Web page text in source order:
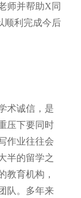
师并帮助X同
顺利完成今后
术诚信，是
压下要同时
作业往往会
半的留学之
教育机构，
队。多年来